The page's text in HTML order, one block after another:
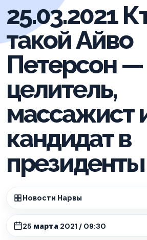
25.03.2021
такой Айво
Петерсон —
целитель,
массажист
кандидат в
президенты
Новости Нарвы
25 марта 2021 / 09:30